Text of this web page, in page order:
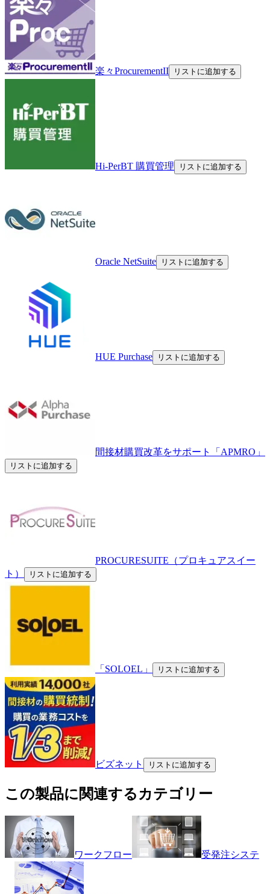
楽々ProcurementII リストに追加する
Hi-PerBT 購買管理 リストに追加する
Oracle NetSuite リストに追加する
HUE Purchase リストに追加する
間接材購買改革をサポート「APMRO」
リストに追加する
PROCURESUITE（プロキュアスイー
ト）
リストに追加する
「SOLOEL」 リストに追加する
ビズネット リストに追加する
この製品に関連するカテゴリー
ワークフロー 受発注システ